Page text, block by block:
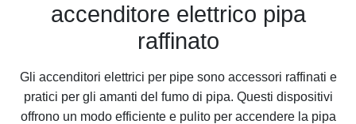
accenditore elettrico pipa
raffinato
Gli accenditori elettrici per pipe sono accessori raffinati e
pratici per gli amanti del fumo di pipa. Questi dispositivi
offrono un modo efficiente e pulito per accendere la pipa